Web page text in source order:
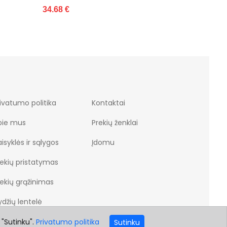
politika
mus
ir sąlygos
pristatymas
grąžinimas
lentelė
Kontaktai
Prekių ženklai
Įdomu
Privatumo politika Sutinku